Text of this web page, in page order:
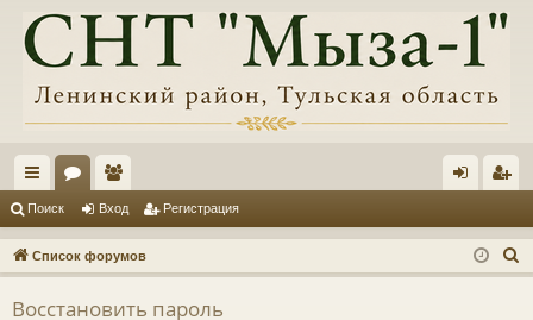
с
ы
лк
и
ум
ы
ол
ьз
ов
ат
д ис
тр
Поиск Вход Регистрация
Список форумов
о
Восстановить пароль